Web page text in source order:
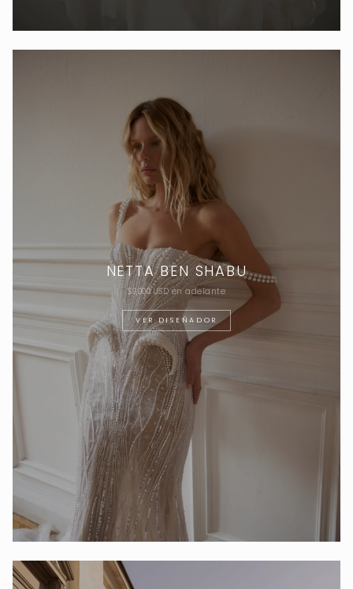
NETTA BEN SHABU
$9,000 USD en adelante
VER DISEÑADOR